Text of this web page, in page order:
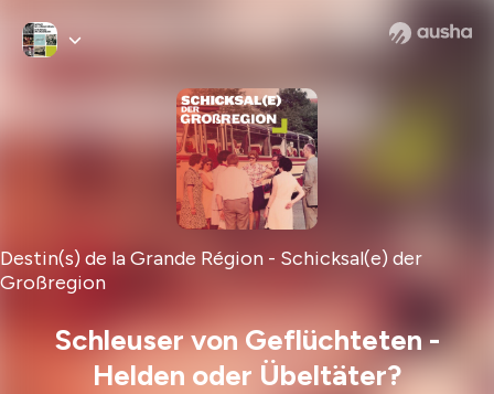
Destin(s) de la Grande Région - Schicksal(e) der
Großregion
Schleuser von Geflüchteten -
Helden oder Übeltäter?